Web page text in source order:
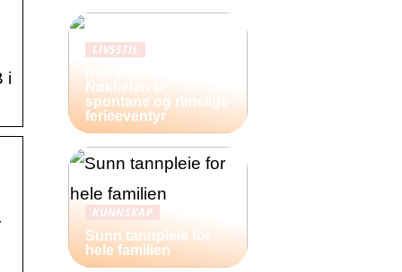
i
LIVSSTIL
Nøkkelen til
spontane og rimelige
ferieeventyr
KUNNSKAP
Sunn tannpleie for
hele familien